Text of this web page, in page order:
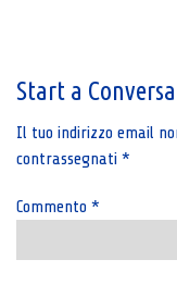
Start a
Il tuo indirizzo email
contrassegnati *
Commento *